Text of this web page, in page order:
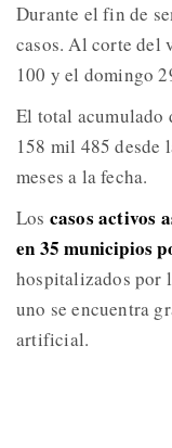
Durante el fin de
casos. Al corte del
100 y el domingo
El total acumulado
158 mil 485 desde
meses a la fecha.
Los casos activos
en 35 municipios
hospitalizados por
uno se encuentra
artificial.